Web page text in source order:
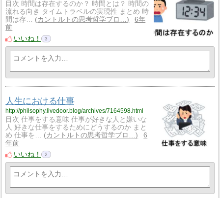
目次 時間は存在するのか？ 時間とは？ 時間の
流れる向き タイムトラベルの実現性 まとめ 時
間は存…
カントルトの思考哲学ブロ…
6年
前
いいね！
3
人生における仕事
http://philsophy.livedoor.blog/archives/7164598.html
目次 仕事をする意味 仕事が好きな人と嫌いな
人 好きな仕事をするためにどうするのか まと
め 仕事を…
カントルトの思考哲学ブロ…
6
年前
いいね！
2